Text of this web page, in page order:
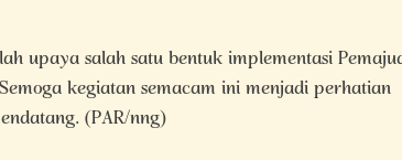
upaya salah satu bentuk implementasi
kegiatan semacam ini menjadi perhatian
(PAR/nng)